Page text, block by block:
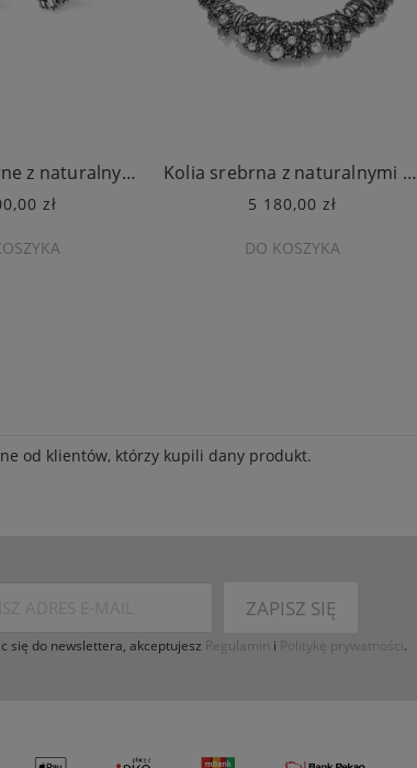
Kolczyki srebrne z naturalnymi perłami
zł
Kolia srebrna z naturalnymi perłami
5 180,00 zł
DO KOSZYKA
od klientów, którzy kupili dany produkt.
ZAPISZ SIĘ
się do newslettera, akceptujesz Regulamin i Politykę prywatności.